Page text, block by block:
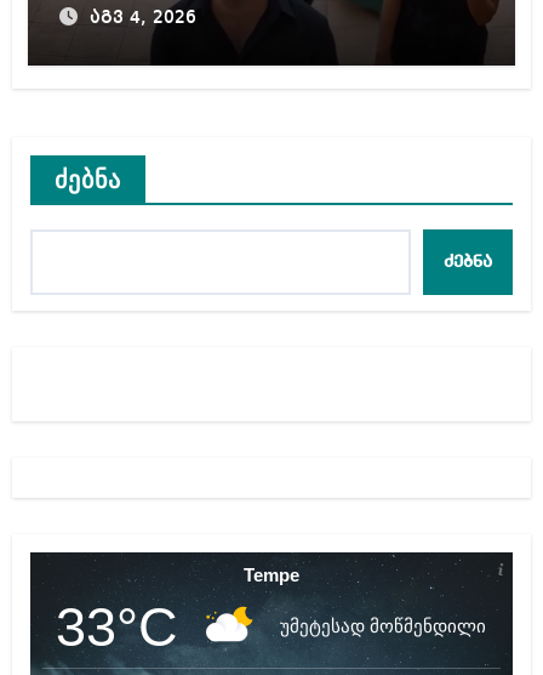
აგვ 4, 2026
ძებნა
ძებნა
Tempe
33°C უმეტესად მოწმენდილი